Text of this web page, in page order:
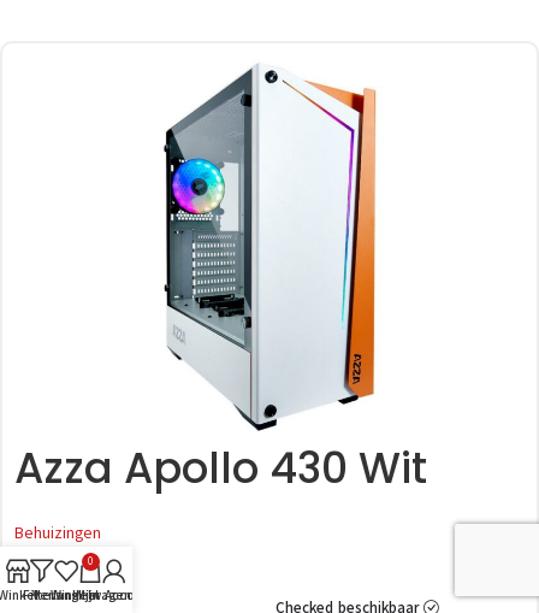
Azza Apollo 430 Wit
Behuizingen
Azza
Checked beschikbaar
Filters
Verlanglijst
0
Winkelwagen
Mijn Account